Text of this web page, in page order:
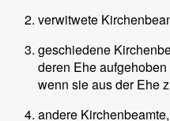
verwitwete
geschiedene
deren Ehe
wenn sie aus der Ehe
andere